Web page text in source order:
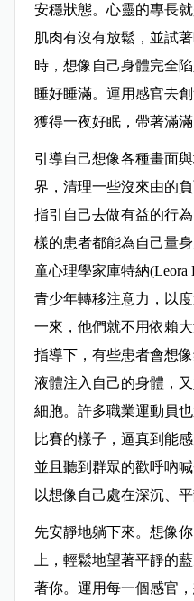
安穩狀態。心靈的專長
肌肉有沒有放鬆，並試
時，想像自己身體完全
睡好睡滿。運用感官去
獲得一夜好眠，帶著滿
引導自己想像各種畫面
界，清理一些沒來由的
指引自己去做有益的行
樣的患者都能為自己量
童心理學家庫特納(Leora
青少年轉移注意力，以
一來，他們就不用依賴
指導下，有些患者會想
液體注入自己的身體，
細胞。許多職業運動員
比賽的樣子，逼真到能
並且聽到群眾的歡呼吶
以想像自己處在深沉、
先安靜地躺下來。想像
上，輕鬆地望著平靜的
著你。運用每一個感官